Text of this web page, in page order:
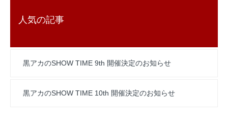
人気の記事
黒アカのSHOW TIME 9th 開催決定のお知らせ
黒アカのSHOW TIME 10th 開催決定のお知らせ